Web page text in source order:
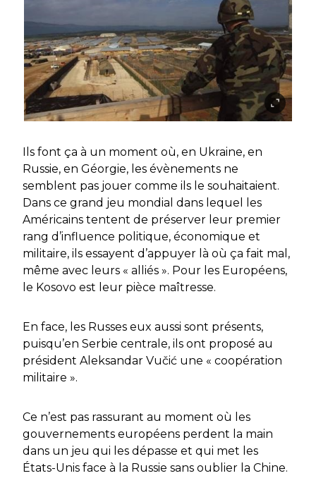
Ils font ça à un moment où, en Ukraine, en
Russie, en Géorgie, les évènements ne
semblent pas jouer comme ils le souhaitaient.
Dans ce grand jeu mondial dans lequel les
Américains tentent de préserver leur premier
rang d’influence politique, économique et
militaire, ils essayent d’appuyer là où ça fait mal,
même avec leurs « alliés ». Pour les Européens,
le Kosovo est leur pièce maîtresse.
En face, les Russes eux aussi sont présents,
puisqu’en Serbie centrale, ils ont proposé au
président Aleksandar Vučić une « coopération
militaire ».
Ce n’est pas rassurant au moment où les
gouvernements européens perdent la main
dans un jeu qui les dépasse et qui met les
États-Unis face à la Russie sans oublier la Chine.